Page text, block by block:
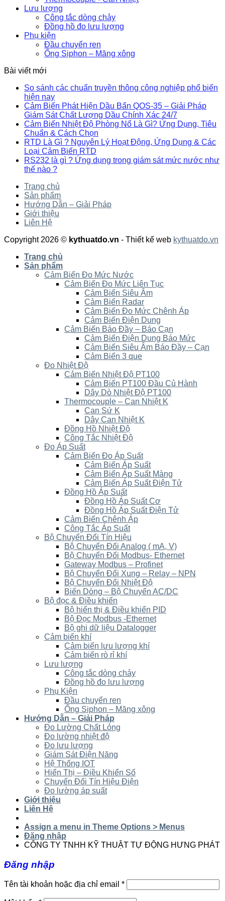
Lưu lượng
Công tắc dòng chảy
Đồng hồ đo lưu lượng
Phụ kiện
Đầu chuyển ren
Ống Siphon – Măng xông
Bài viết mới
So sánh các chuẩn truyền thông công nghiệp phổ biến
hiện nay
Cảm Biến Phát Hiện Dầu Bẩn QOS-35 – Giải Pháp
Giám Sát Chất Lượng Dầu Chính Xác 24/7
Cảm Biến Nhiệt Độ Phòng Nổ Là Gì? Ứng Dụng, Tiêu
Chuẩn & Cách Chọn
RTD Là Gì ? Nguyên Lý Hoạt Động, Ứng Dụng & Các
Loại Cảm Biến RTD
RS232 là gì ? Ứng dụng trong giám sát mức nước như
thế nào ?
Trang chủ
Sản phẩm
Hướng Dẫn – Giải Pháp
Giới thiệu
Liên Hệ
Copyright 2026 © kythuatdo.vn - Thiết kế web kythuatdo.vn
Trang chủ
Sản phẩm
Cảm Biến Đo Mức Nước
Cảm Biến Đo Mức Liên Tục
Cảm Biến Siêu Âm
Cảm Biến Radar
Cảm Biến Đo Mức Chênh Áp
Cảm Biến Điện Dung
Cảm Biến Báo Đầy – Báo Cạn
Cảm Biến Điện Dung Báo Mức
Cảm Biến Siêu Âm Báo Đầy – Cạn
Cảm Biến 3 que
Đo Nhiệt Độ
Cảm Biến Nhiệt Độ PT100
Cảm Biến PT100 Đầu Củ Hành
Dây Dò Nhiệt Độ PT100
Thermocouple – Can Nhiệt K
Can Sứ K
Dây Can Nhiệt K
Đồng Hồ Nhiệt Độ
Công Tắc Nhiệt Độ
Đo Áp Suất
Cảm Biến Đo Áp Suất
Cảm Biến Áp Suất
Cảm Biến Áp Suất Màng
Cảm Biến Áp Suất Điện Tử
Đồng Hồ Áp Suất
Đồng Hồ Áp Suất Cơ
Đồng Hồ Áp Suất Điện Tử
Cảm Biến Chênh Áp
Công Tắc Áp Suất
Bộ Chuyển Đổi Tín Hiệu
Bộ Chuyển Đổi Analog ( mA, V)
Bộ Chuyển Đổi Modbus- Ethernet
Gateway Modbus – Profinet
Bộ Chuyển Đổi Xung – Relay – NPN
Bộ Chuyển Đổi Nhiệt Độ
Biến Dòng – Bộ Chuyển AC/DC
Bộ đọc & Điều khiển
Bộ hiển thị & Điều khiển PID
Bộ Đọc Modbus -Ethernet
Bộ ghi dữ liệu Datalogger
Cảm biến khí
Cảm biến lưu lượng khí
Cảm biến rò rỉ khí
Lưu lượng
Công tắc dòng chảy
Đồng hồ đo lưu lượng
Phụ Kiện
Đầu chuyển ren
Ống Siphon – Măng xông
Hướng Dẫn – Giải Pháp
Đo Lường Chất Lỏng
Đo lường nhiệt độ
Đo lưu lượng
Giám Sát Điện Năng
Hệ Thống IOT
Hiển Thị – Điều Khiển Số
Chuyển Đổi Tín Hiệu Điện
Đo lường áp suất
Giới thiệu
Liên Hệ
Assign a menu in Theme Options > Menus
Đăng nhập
CÔNG TY TNHH KỸ THUẬT TỰ ĐỘNG HƯNG PHÁT
Đăng nhập
Tên tài khoản hoặc địa chỉ email *